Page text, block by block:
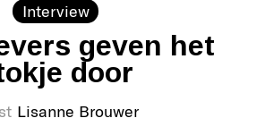
Interview
geven het
door
Lisanne Brouwer